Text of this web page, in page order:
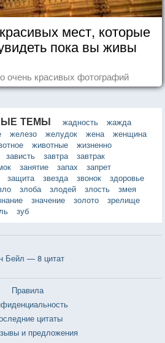
мест, которые
пока вы живы
очень красивых фотографий
ТЕМЫ жадность
жажда
железо желудок жена
женщина
животные
жизненно
зависть завтра
завтрак
занятие запах
запрет
защита звезда звонок
здоровье
злоба злодей злость
змея
значение золото
зрелище
зуб
Бейл — 8 цитат
Правила
цитаты
и предложения